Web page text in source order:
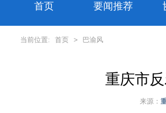
首页 要闻推荐
当前位置: 首页 > 巴渝风
重庆市
来源：